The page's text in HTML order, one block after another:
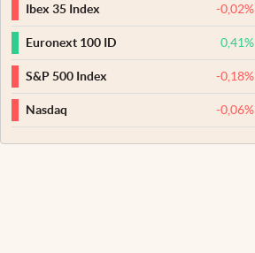
Ibex 35 Index
-0,02%
Euronext 100 ID 0,41%
S&P 500 Index -0,18%
Nasdaq -0,06%